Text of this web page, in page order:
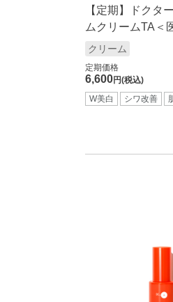
【定期】ドクタ
ムクリームTA＜
クリーム
定期価格
6,600円(税込)
W美白 シワ改善